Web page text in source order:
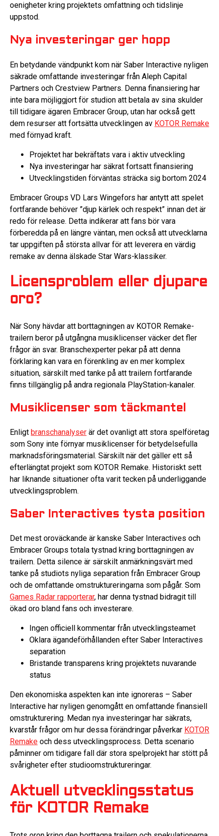
oenigheter kring projektets omfattning och tidslinje
uppstod.
Nya investeringar ger hopp
En betydande vändpunkt kom när Saber Interactive nyligen
säkrade omfattande investeringar från Aleph Capital
Partners och Crestview Partners. Denna finansiering har
inte bara möjliggjort för studion att betala av sina skulder
till tidigare ägaren Embracer Group, utan har också gett
dem resurser att fortsätta utvecklingen av KOTOR Remake
med förnyad kraft.
Projektet har bekräftats vara i aktiv utveckling
Nya investeringar har säkrat fortsatt finansiering
Utvecklingstiden förväntas sträcka sig bortom 2024
Embracer Groups VD Lars Wingefors har antytt att spelet
fortfarande behöver ”djup kärlek och respekt” innan det är
redo för release. Detta indikerar att fans bör vara
förberedda på en längre väntan, men också att utvecklarna
tar uppgiften på största allvar för att leverera en värdig
remake av denna älskade Star Wars-klassiker.
Licensproblem eller djupare
oro?
När Sony hävdar att borttagningen av KOTOR Remake-
trailern beror på utgångna musiklicenser väcker det fler
frågor än svar. Branschexperter pekar på att denna
förklaring kan vara en förenkling av en mer komplex
situation, särskilt med tanke på att trailern fortfarande
finns tillgänglig på andra regionala PlayStation-kanaler.
Musiklicenser som täckmantel
Enligt branschanalyser är det ovanligt att stora spelföretag
som Sony inte förnyar musiklicenser för betydelsefulla
marknadsföringsmaterial. Särskilt när det gäller ett så
efterlängtat projekt som KOTOR Remake. Historiskt sett
har liknande situationer ofta varit tecken på underliggande
utvecklingsproblem.
Saber Interactives tysta position
Det mest oroväckande är kanske Saber Interactives och
Embracer Groups totala tystnad kring borttagningen av
trailern. Detta silence är särskilt anmärkningsvärt med
tanke på studiots nyliga separation från Embracer Group
och de omfattande omstruktureringarna som pågår. Som
Games Radar rapporterar, har denna tystnad bidragit till
ökad oro bland fans och investerare.
Ingen officiell kommentar från utvecklingsteamet
Oklara ägandeförhållanden efter Saber Interactives
separation
Bristande transparens kring projektets nuvarande
status
Den ekonomiska aspekten kan inte ignoreras – Saber
Interactive har nyligen genomgått en omfattande finansiell
omstrukturering. Medan nya investeringar har säkrats,
kvarstår frågor om hur dessa förändringar påverkar KOTOR
Remake och dess utvecklingsprocess. Detta scenario
påminner om tidigare fall där stora spelprojekt har stött på
svårigheter efter studioomstruktureringar.
Aktuell utvecklingsstatus
för KOTOR Remake